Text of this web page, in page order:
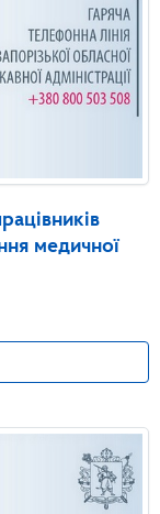
медичної